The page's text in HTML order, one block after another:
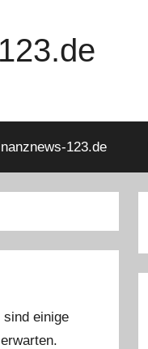
123.de
sind einige